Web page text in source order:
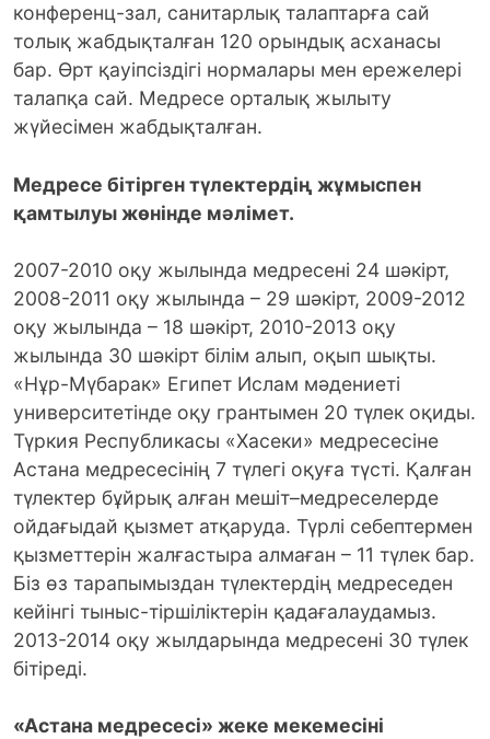
конференц-зал, санитарлық талаптарға сай
толық жабдықталған 120 орындық асханасы
бар. Өрт қауіпсіздігі нормалары мен ережелері
талапқа сай. Медресе орталық жылыту
жүйесімен жабдықталған.
Медресе бітірген түлектердің жұмыспен
қамтылуы жөнінде мәлімет.
2007-2010 оқу жылында медресені 24 шәкірт,
2008-2011 оқу жылында – 29 шәкірт, 2009-2012
оқу жылында – 18 шәкірт, 2010-2013 оқу
жылында 30 шәкірт білім алып, оқып шықты.
«Нұр-Мүбарак» Египет Ислам мәдениеті
университетінде оқу грантымен 20 түлек оқиды.
Түркия Республикасы «Хасеки» медресесіне
Астана медресесінің 7 түлегі оқуға түсті. Қалған
түлектер бұйрық алған мешіт–медреселерде
ойдағыдай қызмет атқаруда. Түрлі себептермен
қызметтерін жалғастыра алмаған – 11 түлек бар.
Біз өз тарапымыздан түлектердің медреседен
кейінгі тыныс-тіршіліктерін қадағалаудамыз.
2013-2014 оқу жылдарында медресені 30 түлек
бітіреді.
«Астана медресесі» жеке мекемесіні